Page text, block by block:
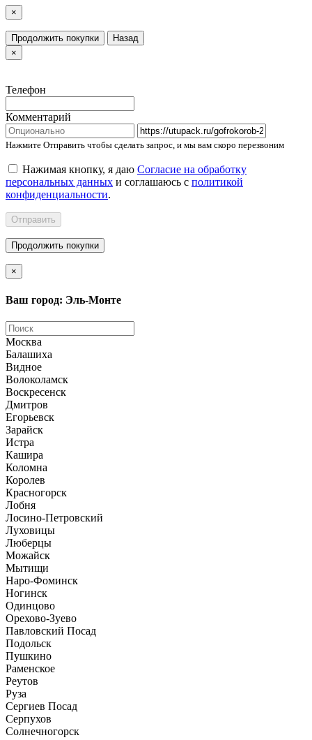
×
Продолжить покупки
Назад
×
Телефон
Комментарий
Нажмите Отправить чтобы сделать запрос, и мы вам скоро перезвоним
Нажимая кнопку, я даю Согласие на обработку
персональных данных и соглашаюсь с политикой
конфиденциальности.
Отправить
Продолжить покупки
×
Ваш город: Эль-Монте
Москва
Балашиха
Видное
Волоколамск
Воскресенск
Дмитров
Егорьевск
Зарайск
Истра
Кашира
Коломна
Королев
Красногорск
Лобня
Лосино-Петровский
Луховицы
Люберцы
Можайск
Мытищи
Наро-Фоминск
Ногинск
Одинцово
Орехово-Зуево
Павловский Посад
Подольск
Пушкино
Раменское
Реутов
Руза
Сергиев Посад
Серпухов
Солнечногорск